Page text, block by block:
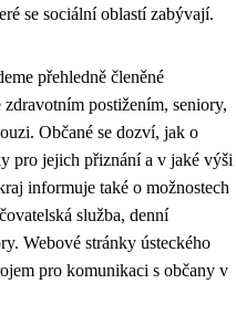
se sociální oblastí zabývají.
přehledně členěné
postižením, seniory,
Občané se dozví, jak o
pro jejich přiznání a v jaké výši
informuje také o možnostech
služba, denní
Webové stránky ústeckého
pro komunikaci s občany v